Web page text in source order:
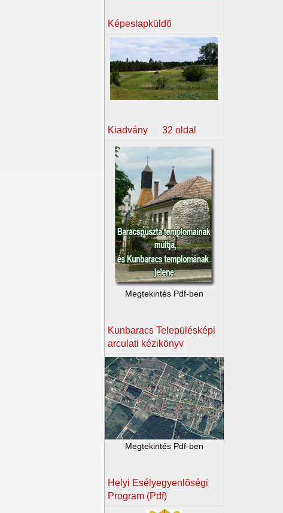
Képeslapküldõ
Kiadvány 32 oldal
Megtekintés Pdf-ben
Kunbaracs Településképi
arculati kézikönyv
Megtekintés Pdf-ben
Helyi Esélyegyenlõségi
Program (Pdf)